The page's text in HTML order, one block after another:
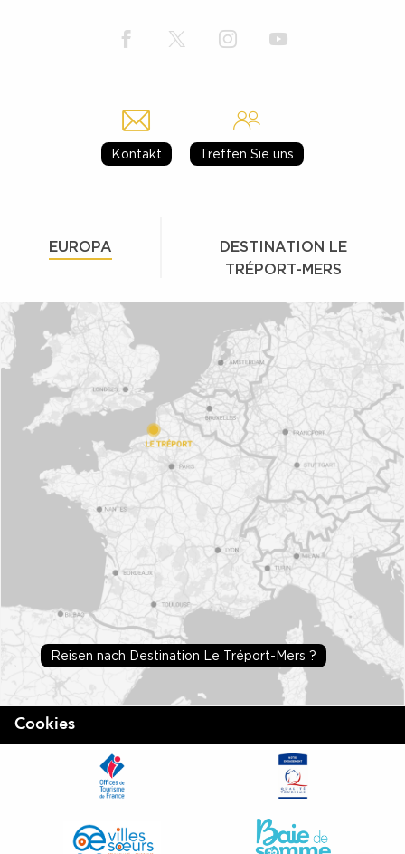
Kontakt Treffen Sie uns
EUROPA
DESTINATION LE
TRÉPORT-MERS
Reisen nach Destination Le Tréport-Mers ?
Cookies